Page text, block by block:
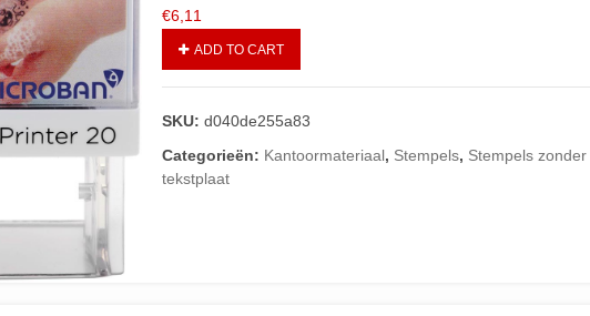
€6,11
ADD TO CART
SKU: d040de255a83
Categorieën: Kantoormateriaal, Stempels, Stempels zonder
tekstplaat